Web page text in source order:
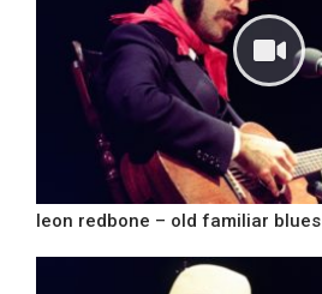
leon redbone – old familiar blues